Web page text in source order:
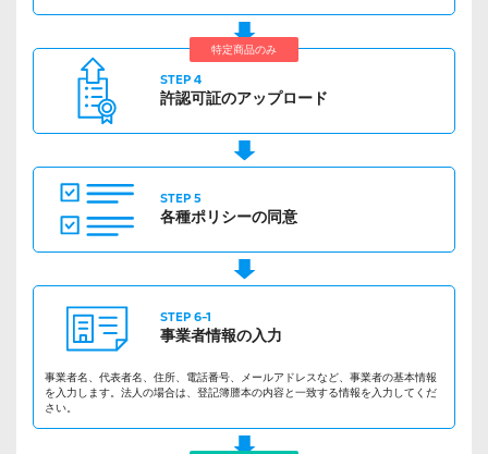
特定商品のみ
STEP 4
許認可証のアップロード
STEP 5
各種ポリシーの同意
STEP 6-1
事業者情報の入力
事業者名、代表者名、住所、電話番号、メールアドレスなど、事業者の基本情報
を入力します。法人の場合は、登記簿謄本の内容と一致する情報を入力してくだ
さい。